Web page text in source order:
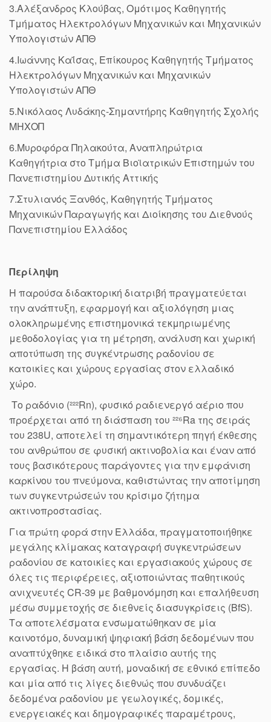
3.Αλέξανδρος Κλούβας, Ομότιμος Καθηγητής
Τμήματος Ηλεκτρολόγων Μηχανικών και Μηχανικών
Υπολογιστών ΑΠΘ
4.Ιωάννης Καΐσας, Επίκουρος Καθηγητής Τμήματος
Ηλεκτρολόγων Μηχανικών και Μηχανικών
Υπολογιστών ΑΠΘ
5.Νικόλαος Λυδάκης-Σημαντήρης Καθηγητής Σχολής
ΜΗΧΟΠ
6.Μυροφόρα Πηλακούτα, Αναπληρώτρια
Καθηγήτρια στο Τμήμα Βιοϊατρικών Επιστημών του
Πανεπιστημίου Δυτικής Αττικής
7.Στυλιανός Ξανθός, Καθηγητής Τμήματος
Μηχανικών Παραγωγής και Διοίκησης του Διεθνούς
Πανεπιστημίου Ελλάδος
Περίληψη
Η παρούσα διδακτορική διατριβή πραγματεύεται
την ανάπτυξη, εφαρμογή και αξιολόγηση μιας
ολοκληρωμένης επιστημονικά τεκμηριωμένης
μεθοδολογίας για τη μέτρηση, ανάλυση και χωρική
αποτύπωση της συγκέντρωσης ραδονίου σε
κατοικίες και χώρους εργασίας στον ελλαδικό
χώρο.
Το ραδόνιο (²²²Rn), φυσικό ραδιενεργό αέριο που
προέρχεται από τη διάσπαση του ²²⁶Ra της σειράς
του 238U, αποτελεί τη σημαντικότερη πηγή έκθεσης
του ανθρώπου σε φυσική ακτινοβολία και έναν από
τους βασικότερους παράγοντες για την εμφάνιση
καρκίνου του πνεύμονα, καθιστώντας την αποτίμηση
των συγκεντρώσεών του κρίσιμο ζήτημα
ακτινοπροστασίας.
Για πρώτη φορά στην Ελλάδα, πραγματοποιήθηκε
μεγάλης κλίμακας καταγραφή συγκεντρώσεων
ραδονίου σε κατοικίες και εργασιακούς χώρους σε
όλες τις περιφέρειες, αξιοποιώντας παθητικούς
ανιχνευτές CR-39 με βαθμονόμηση και επαλήθευση
μέσω συμμετοχής σε διεθνείς διασυγκρίσεις (BfS).
Τα αποτελέσματα ενσωματώθηκαν σε μία
καινοτόμο, δυναμική ψηφιακή βάση δεδομένων που
αναπτύχθηκε ειδικά στο πλαίσιο αυτής της
εργασίας. Η βάση αυτή, μοναδική σε εθνικό επίπεδο
και μία από τις λίγες διεθνώς που συνδυάζει
δεδομένα ραδονίου με γεωλογικές, δομικές,
ενεργειακές και δημογραφικές παραμέτρους,